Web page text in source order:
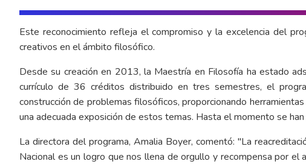
Este reconocimiento refleja el compromiso y la excelencia del
creativos en el ámbito filosófico.
Desde su creación en 2013, la Maestría en Filosofía ha estado
currículo de 36 créditos distribuido en tres semestres, el
construcción de problemas filosóficos, proporcionando
una adecuada exposición de estos temas. Hasta el momento se
La directora del programa, Amalia Boyer, comentó: "La
Nacional es un logro que nos llena de orgullo y recompensa por